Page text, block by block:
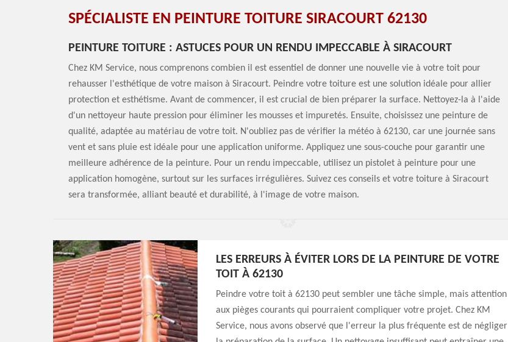
SPÉCIALISTE EN PEINTURE TOITURE SIRACOURT 62130
PEINTURE TOITURE : ASTUCES POUR UN RENDU IMPECCABLE À SIRACOURT
Chez KM Service, nous comprenons combien il est essentiel de donner une nouvelle vie à votre toit pour
rehausser l'esthétique de votre maison à Siracourt. Peindre votre toiture est une solution idéale pour allier
protection et esthétisme. Avant de commencer, il est crucial de bien préparer la surface. Nettoyez-la à l'aide
d'un nettoyeur haute pression pour éliminer les mousses et impuretés. Ensuite, choisissez une peinture de
qualité, adaptée au matériau de votre toit. N'oubliez pas de vérifier la météo à 62130, car une journée sans
vent et sans pluie est idéale pour une application uniforme. Appliquez une sous-couche pour garantir une
meilleure adhérence de la peinture. Pour un rendu impeccable, utilisez un pistolet à peinture pour une
application homogène, surtout sur les surfaces irrégulières. Suivez ces conseils et votre toiture à Siracourt
sera transformée, alliant beauté et durabilité, à l'image de votre maison.
LES ERREURS À ÉVITER LORS DE LA PEINTURE DE VOTRE
TOIT À 62130
Peindre votre toit à 62130 peut sembler une tâche simple, mais attention
aux pièges courants qui pourraient compliquer votre projet. Chez KM
Service, nous avons observé que l'erreur la plus fréquente est de négliger